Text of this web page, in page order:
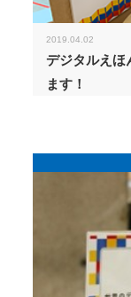
2019.04.02
デジタルえ
ます！